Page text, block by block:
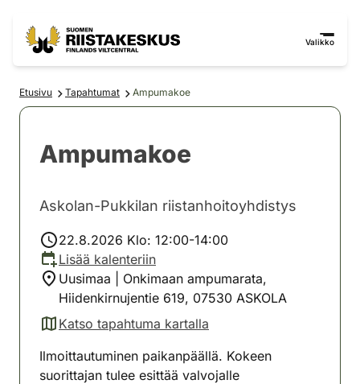
Valikko
Etusivu Tapahtumat Ampumakoe
Ampumakoe
Askolan-Pukkilan riistanhoitoyhdistys
22.8.2026 Klo: 12:00-14:00
Lisää kalenteriin
Uusimaa | Onkimaan ampumarata,
Hiidenkirnujentie 619, 07530 ASKOLA
Katso tapahtuma kartalla
(avautuu uuteen välilehteen)
Ilmoittautuminen paikanpäällä. Kokeen
suorittajan tulee esittää valvojalle